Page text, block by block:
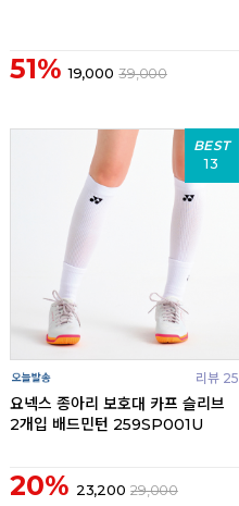
51% 19,000 39,000
BEST
13
리뷰 25
요넥스 종아리 보호대 카프 슬리브
2개입 배드민턴 259SP001U
20% 23,200 29,000